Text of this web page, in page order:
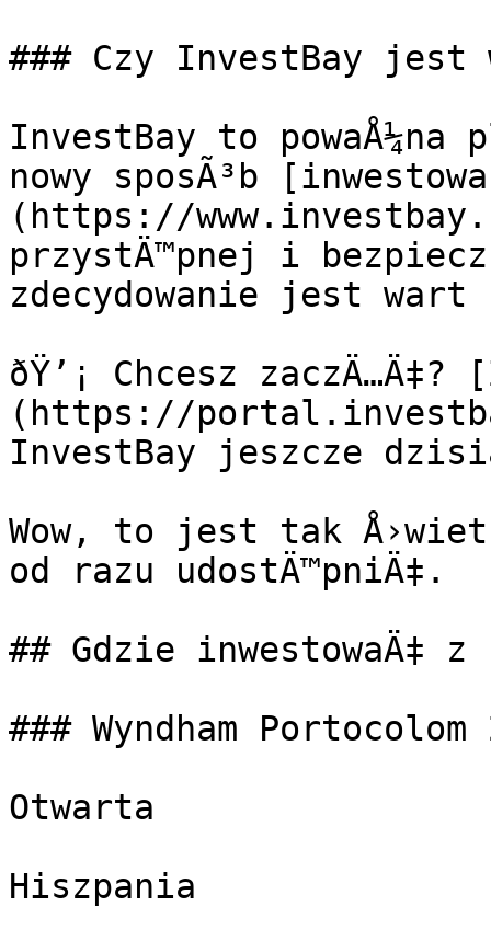
### Czy InvestBay jest
InvestBay to
nowy sposÃ³b
(https://
przystÄ™pnej i
zdecydowanie jest wart
ðŸ’¡ Chcesz
(https://
InvestBay jeszcze
Wow, to jest tak
od razu udostÄ™pniÄ‡.
## Gdzie inwestowaÄ‡ z
### Wyndham
Otwarta
Hiszpania